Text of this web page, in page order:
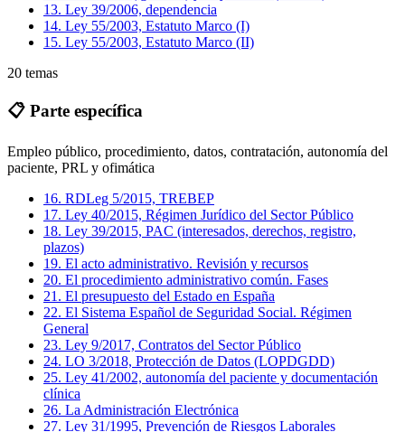
13. Ley 39/2006, dependencia
14. Ley 55/2003, Estatuto Marco (I)
15. Ley 55/2003, Estatuto Marco (II)
20 temas
📋 Parte específica
Empleo público, procedimiento, datos, contratación, autonomía del
paciente, PRL y ofimática
16. RDLeg 5/2015, TREBEP
17. Ley 40/2015, Régimen Jurídico del Sector Público
18. Ley 39/2015, PAC (interesados, derechos, registro,
plazos)
19. El acto administrativo. Revisión y recursos
20. El procedimiento administrativo común. Fases
21 . El presupuesto del Estado en España
22. El Sistema Español de Seguridad Social. Régimen
General
23. Ley 9/2017, Contratos del Sector Público
24. LO 3/2018, Protección de Datos (LOPDGDD)
25. Ley 41/2002, autonomía del paciente y documentación
clínica
26. La Administración Electrónica
27. Ley 31/1995, Prevención de Riesgos Laborales